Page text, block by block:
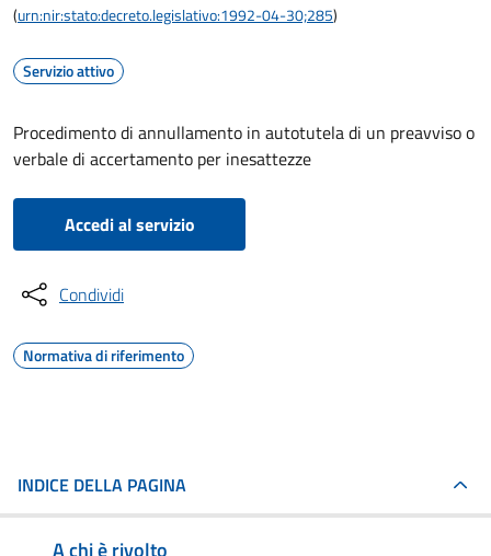
(urn:nir:stato:decreto.legislativo:1992-04-30;285)
Servizio attivo
Procedimento di annullamento in autotutela di un preavviso o
verbale di accertamento per inesattezze
Accedi al servizio
Condividi
Normativa di riferimento
INDICE DELLA PAGINA
A chi è rivolto